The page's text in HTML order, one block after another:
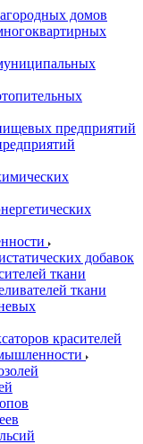
домов
предприятий
добавок
ткани
ткани
красителей